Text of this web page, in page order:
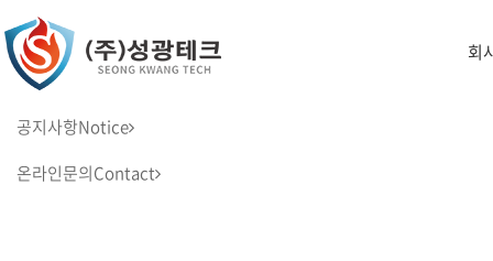
회
공지사항Notice
온라인문의Contact